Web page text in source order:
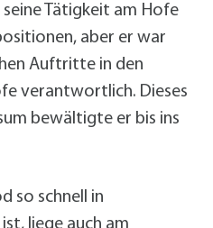
Tätigkeit am Hofe
aber er war
Auftritte in den
verantwortlich. Dieses
bewältigte er bis ins
so schnell in